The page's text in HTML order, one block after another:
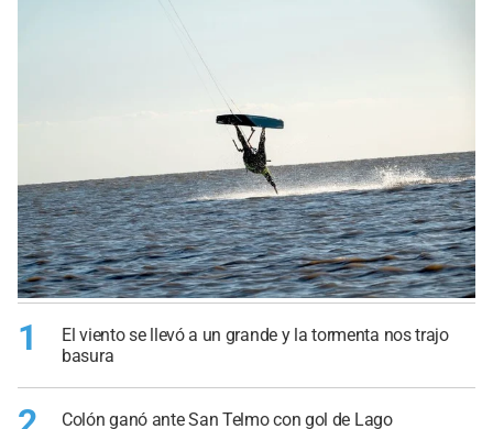
1
El viento se llevó a un grande y la tormenta nos trajo
basura
Colón ganó ante San Telmo con gol de Lago